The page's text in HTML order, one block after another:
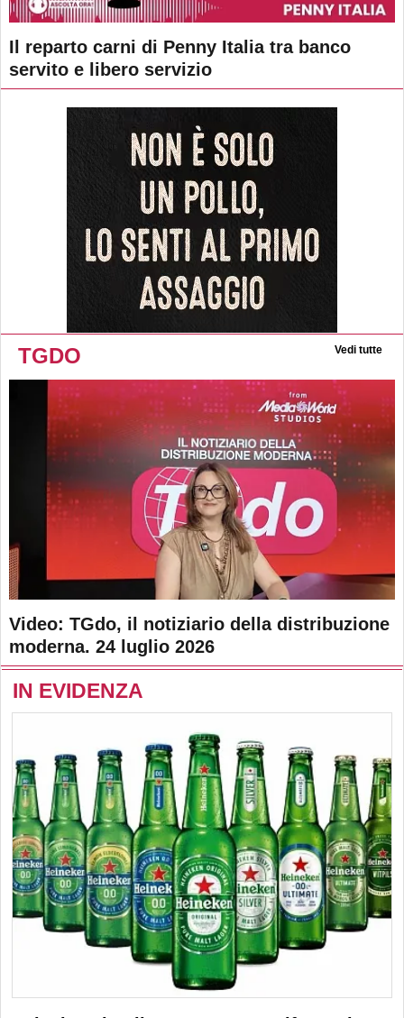
Il reparto carni di Penny Italia tra banco
servito e libero servizio
TGDO Vedi tutte
Video: TGdo, il notiziario della distribuzione
moderna. 24 luglio 2026
IN EVIDENZA